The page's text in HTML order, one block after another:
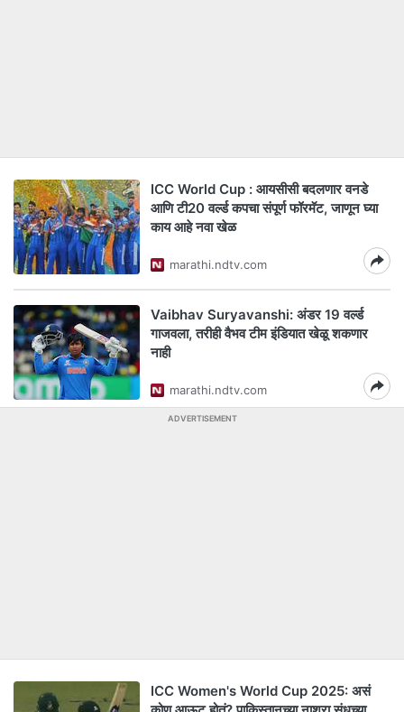
ICC World Cup : आयसीसी बदलणार वनडे
आणि टी20 वर्ल्ड कपचा संपूर्ण फॉरमॅट, जाणून घ्या
काय आहे नवा खेळ
marathi.ndtv.com
Vaibhav Suryavanshi: अंडर 19 वर्ल्ड
गाजवला, तरीही वैभव टीम इंडियात खेळू शकणार
नाही
marathi.ndtv.com
ADVERTISEMENT
ICC Women's World Cup 2025: असं